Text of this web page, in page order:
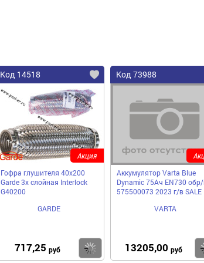
Купить
Код 14518
Гофра глушителя 40x200
Garde 3х слойная Interloсk
G40200
GARDE
717,25 руб Купить
Акция
Код 73988
Аккумулятор Varta Blue
Dynamic 75Ач EN730
575500073 2023 г/в SALE
VARTA
13205,00 руб